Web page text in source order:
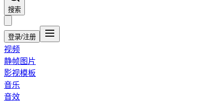
搜索
登录/注册
视频
静帧图片
影视模板
音乐
音效